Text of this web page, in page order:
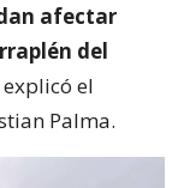
afectar
del
explicó el
Palma.